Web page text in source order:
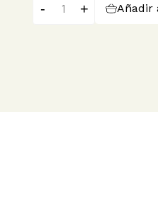
- + Añadir